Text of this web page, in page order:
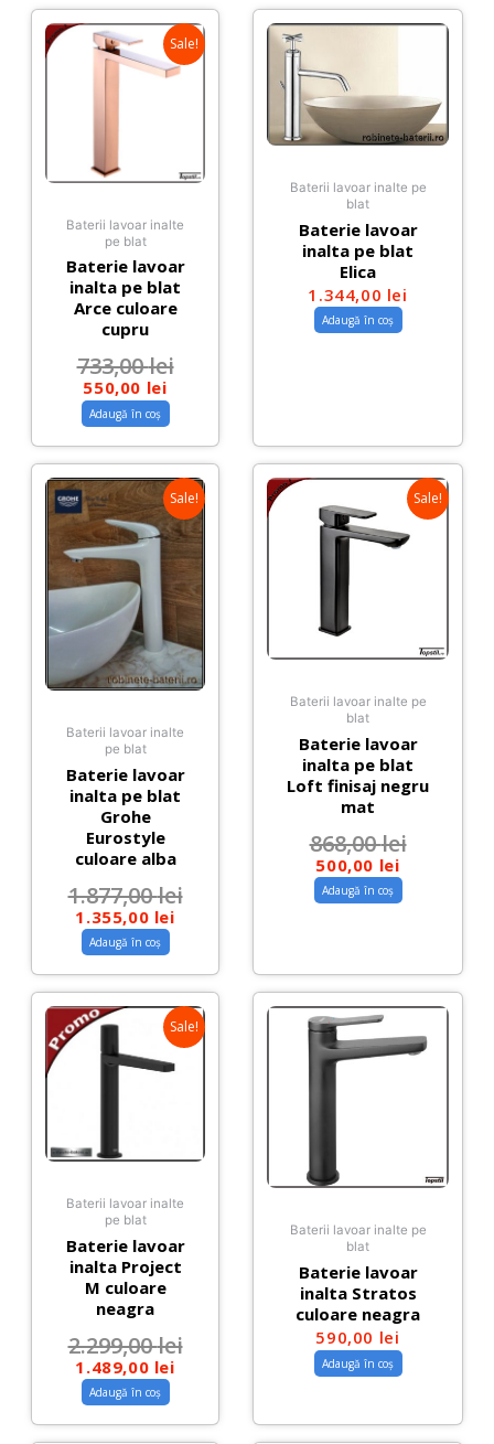
Sale!
Baterii lavoar inalte
pe blat
Baterie lavoar
inalta pe blat
Arce culoare
cupru
733,00lei
550,00 lei
Adaugă în coș
Baterii lavoar inalte pe
blat
Baterie lavoar
inalta pe blat
Elica
1.344,00 lei
Adaugă în coș
Sale!
Baterii lavoar inalte
pe blat
Baterie lavoar
inalta pe blat
Grohe
Eurostyle
culoare alba
1.877,00lei
1.355,00 lei
Adaugă în coș
Sale!
Baterii lavoar inalte pe
blat
Baterie lavoar
inalta pe blat
Loft finisaj negru
mat
868,00lei
500,00 lei
Adaugă în coș
Sale!
Baterii lavoar inalte
pe blat
Baterie lavoar
inalta Project
M culoare
neagra
2.299,00lei
1.489,00 lei
Adaugă în coș
Baterii lavoar inalte pe
blat
Baterie lavoar
inalta Stratos
culoare neagra
590,00 lei
Adaugă în coș